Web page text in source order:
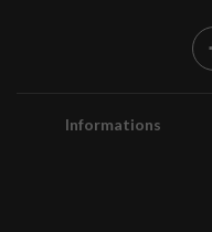
Informations